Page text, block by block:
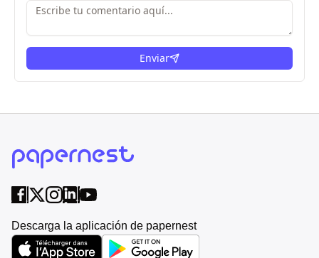
Enviar
Descarga la aplicación de papernest